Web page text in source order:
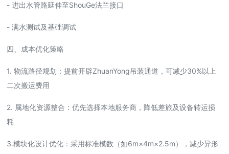
- 进出水管路延伸至ShouGe法兰接口
- 满水测试及基础调试
四、成本优化策略
1. 物流路径规划：提前开辟ZhuanYong吊装通道，可减少30%以上
二次搬运费用
2. 属地化资源整合：优先选择本地服务商，降低差旅及设备转运损
耗
3.模块化设计优化：采用标准模数（如6m×4m×2.5m），减少异形